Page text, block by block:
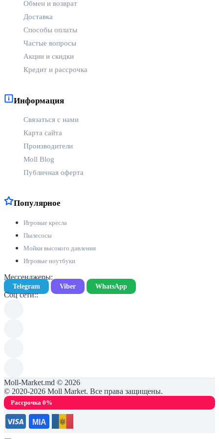
✅ Быстрая доставка по всей Молдове
✅ Гарантия и профессиональная техническая поддержка
✅ Индивидуальная консультация перед покупкой
Заказывайте с уверенностью
наслаждайтесь качеством, быстрой доставкой и
первоклассным сервисом. ⭐ Moll-Market.md — ваш надёжный
Обмен и возврат
Доставка
Способы оплаты
Частые вопросы
Акции и скидки
Кредит и рассрочка
Информация
Связаться с нами
Карта сайта
Производители
Moll Blog
Публичная оферта
Популярное
Игровые кресла
Пылесосы
Мойки высокого давления
Игровые ноутбуки
Мессенджеры:
Telegram Viber WhatsApp
Соц сети::
Moll-Market.md © 2026
© 2020-2026 Moll Market. Все права защищены.
Рассрочка 0%